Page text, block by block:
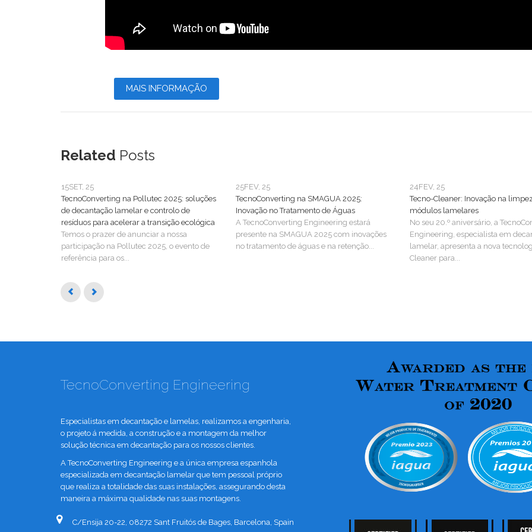
MAIS INFORMAÇÃO
Related Posts
15SET, 25
TecnoConverting na Pollutec 2025: soluções
de decantação lamelar e controlo de
resíduos para acelerar a transição ecológica
Temos o prazer de anunciar a nossa
participação na Pollutec 2025, o evento de
referência para os...
25FEV, 25
TecnoConverting na SMAGUA 2025:
Inovação no Tratamento de Águas
A TecnoConverting Engineering estará
presente na SMAGUA 2025 com inovações
no tratamento de águas e na retenção...
24FEV, 25
Tecno-Cleaner: Inovação na
módulos lamelares
No seu 20.º aniversário, a
Engineering, especialista em
lamelar, apresenta a nova
Cleaner para...
TecnoConverting Engineering
Especialistas em decantação e lamelas, realizamos a engenharia,
o projeto á medida, a construção e a montagem da melhor
solução técnica em decantação para os nossos clientes.
A TecnoConverting Engineering e a única empresa espanhola
especializada em decantação lamelar que tem pessoal próprio
que realiza a totalidade das suas instalações, assegurando desta
maneira a máxima qualidade nas suas montagens.
C/Ensija 20-22, 08272 Sant Fruitós de Bages, Barcelona, Spain